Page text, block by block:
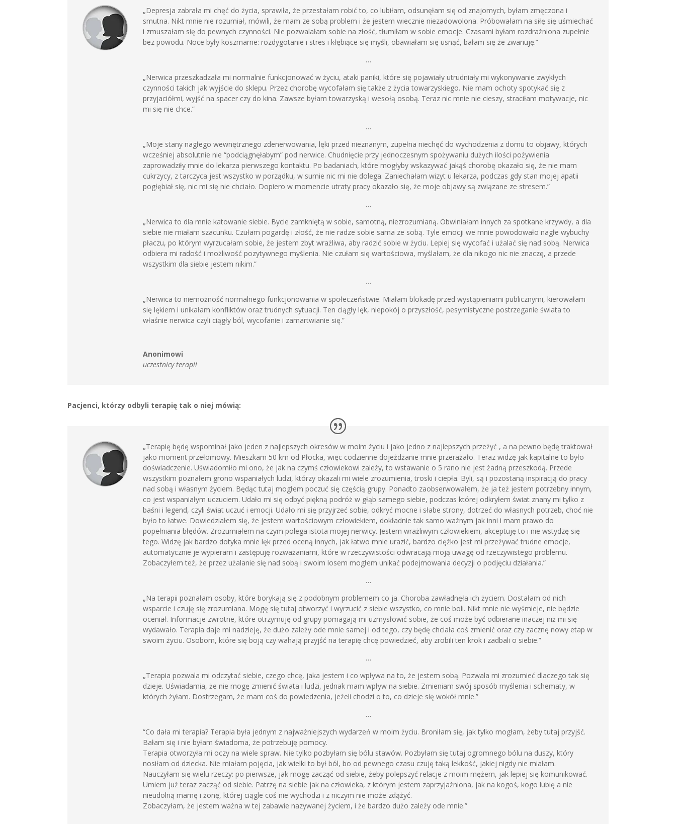
„Depresja zabrała mi chęć do życia, sprawiła, że przestałam robić to, co lubiłam, odsunęłam się od znajomych, byłam zmęczona i
smutna. Nikt mnie nie rozumiał, mówili, że mam ze sobą problem i że jestem wiecznie niezadowolona. Próbowałam na siłę się uśmiechać
i zmuszałam się do pewnych czynności. Nie pozwalałam sobie na złość, tłumiłam w sobie emocje. Czasami byłam rozdrażniona zupełnie
bez powodu. Noce były koszmarne: rozdygotanie i stres i kłębiące się myśli, obawiałam się usnąć, bałam się że zwariuję.”
…
„Nerwica przeszkadzała mi normalnie funkcjonować w życiu, ataki paniki, które się pojawiały utrudniały mi wykonywanie zwykłych
czynności takich jak wyjście do sklepu. Przez chorobę wycofałam się także z życia towarzyskiego. Nie mam ochoty spotykać się z
przyjaciółmi, wyjść na spacer czy do kina. Zawsze byłam towarzyską i wesołą osobą. Teraz nic mnie nie cieszy, straciłam motywacje, nic
mi się nie chce.”
…
„Moje stany nagłego wewnętrznego zdenerwowania, lęki przed nieznanym, zupełna niechęć do wychodzenia z domu to objawy, których
wcześniej absolutnie nie “podciągnęłabym” pod nerwice. Chudnięcie przy jednoczesnym spożywaniu dużych ilości pożywienia
zaprowadziły mnie do lekarza pierwszego kontaktu. Po badaniach, które mogłyby wskazywać jakąś chorobę okazało się, że nie mam
cukrzycy, z tarczyca jest wszystko w porządku, w sumie nic mi nie dolega. Zaniechałam wizyt u lekarza, podczas gdy stan mojej apatii
pogłębiał się, nic mi się nie chciało. Dopiero w momencie utraty pracy okazało się, że moje objawy są związane ze stresem.”
…
„Nerwica to dla mnie katowanie siebie. Bycie zamkniętą w sobie, samotną, niezrozumianą. Obwiniałam innych za spotkane krzywdy, a dla
siebie nie miałam szacunku. Czułam pogardę i złość, że nie radze sobie sama ze sobą. Tyle emocji we mnie powodowało nagłe wybuchy
płaczu, po którym wyrzucałam sobie, że jestem zbyt wrażliwa, aby radzić sobie w życiu. Lepiej się wycofać i użalać się nad sobą. Nerwica
odbiera mi radość i możliwość pozytywnego myślenia. Nie czułam się wartościowa, myślałam, że dla nikogo nic nie znaczę, a przede
wszystkim dla siebie jestem nikim.”
…
„Nerwica to niemożność normalnego funkcjonowania w społeczeństwie. Miałam blokadę przed wystąpieniami publicznymi, kierowałam
się lękiem i unikałam konfliktów oraz trudnych sytuacji. Ten ciągły lęk, niepokój o przyszłość, pesymistyczne postrzeganie świata to
właśnie nerwica czyli ciągły ból, wycofanie i zamartwianie się.”
Anonimowi
uczestnicy terapii
Pacjenci, którzy odbyli terapię tak o niej mówią:
„Terapię będę wspominał jako jeden z najlepszych okresów w moim życiu i jako jedno z najlepszych przeżyć , a na pewno będę traktował
jako moment przełomowy. Mieszkam 50 km od Płocka, więc codzienne dojeżdżanie mnie przerażało. Teraz widzę jak kapitalne to było
doświadczenie. Uświadomiło mi ono, że jak na czymś człowiekowi zależy, to wstawanie o 5 rano nie jest żadną przeszkodą. Przede
wszystkim poznałem grono wspaniałych ludzi, którzy okazali mi wiele zrozumienia, troski i ciepła. Byli, są i pozostaną inspiracją do pracy
nad sobą i własnym życiem. Będąc tutaj mogłem poczuć się częścią grupy. Ponadto zaobserwowałem, że ja też jestem potrzebny innym,
co jest wspaniałym uczuciem. Udało mi się odbyć piękną podróż w głąb samego siebie, podczas której odkryłem świat znany mi tylko z
baśni i legend, czyli świat uczuć i emocji. Udało mi się przyjrzeć sobie, odkryć mocne i słabe strony, dotrzeć do własnych potrzeb, choć nie
było to łatwe. Dowiedziałem się, że jestem wartościowym człowiekiem, dokładnie tak samo ważnym jak inni i mam prawo do
popełniania błędów. Zrozumiałem na czym polega istota mojej nerwicy. Jestem wrażliwym człowiekiem, akceptuję to i nie wstydzę się
tego. Widzę jak bardzo dotyka mnie lęk przed oceną innych, jak łatwo mnie urazić, bardzo ciężko jest mi przeżywać trudne emocje,
automatycznie je wypieram i zastępuję rozważaniami, które w rzeczywistości odwracają moją uwagę od rzeczywistego problemu.
Zobaczyłem też, że przez użalanie się nad sobą i swoim losem mogłem unikać podejmowania decyzji o podjęciu działania.”
…
„Na terapii poznałam osoby, które borykają się z podobnym problemem co ja. Choroba zawładnęła ich życiem. Dostałam od nich
wsparcie i czuję się zrozumiana. Mogę się tutaj otworzyć i wyrzucić z siebie wszystko, co mnie boli. Nikt mnie nie wyśmieje, nie będzie
oceniał. Informacje zwrotne, które otrzymuję od grupy pomagają mi uzmysłowić sobie, że coś może być odbierane inaczej niż mi się
wydawało. Terapia daje mi nadzieję, że dużo zależy ode mnie samej i od tego, czy będę chciała coś zmienić oraz czy zacznę nowy etap w
swoim życiu. Osobom, które się boją czy wahają przyjść na terapię chcę powiedzieć, aby zrobili ten krok i zadbali o siebie.”
…
„Terapia pozwala mi odczytać siebie, czego chcę, jaka jestem i co wpływa na to, że jestem sobą. Pozwala mi zrozumieć dlaczego tak się
dzieje. Uświadamia, że nie mogę zmienić świata i ludzi, jednak mam wpływ na siebie. Zmieniam swój sposób myślenia i schematy, w
których żyłam. Dostrzegam, że mam coś do powiedzenia, jeżeli chodzi o to, co dzieje się wokół mnie.”
…
“Co dała mi terapia? Terapia była jednym z najważniejszych wydarzeń w moim życiu. Broniłam się, jak tylko mogłam, żeby tutaj przyjść.
Bałam się i nie byłam świadoma, że potrzebuję pomocy.
Terapia otworzyła mi oczy na wiele spraw. Nie tylko pozbyłam się bólu stawów. Pozbyłam się tutaj ogromnego bólu na duszy, który
nosiłam od dziecka. Nie miałam pojęcia, jak wielki to był ból, bo od pewnego czasu czuję taką lekkość, jakiej nigdy nie miałam.
Nauczyłam się wielu rzeczy: po pierwsze, jak mogę zacząć od siebie, żeby polepszyć relacje z moim mężem, jak lepiej się komunikować.
Umiem już teraz zacząć od siebie. Patrzę na siebie jak na człowieka, z którym jestem zaprzyjaźniona, jak na kogoś, kogo lubię a nie
nieudolną mamę i żonę, której ciągle coś nie wychodzi i z niczym nie może zdążyć.
Zobaczyłam, że jestem ważna w tej zabawie nazywanej życiem, i że bardzo dużo zależy ode mnie.”